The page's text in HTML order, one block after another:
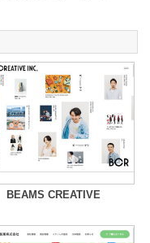
BEAMS CREATIVE